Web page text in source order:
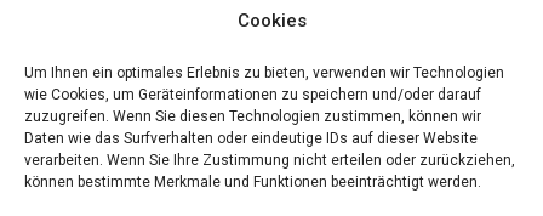
Cookies
Um Ihnen ein optimales Erlebnis zu bieten, verwenden wir Technologien
wie Cookies, um Geräteinformationen zu speichern und/oder darauf
zuzugreifen. Wenn Sie diesen Technologien zustimmen, können wir
Daten wie das Surfverhalten oder eindeutige IDs auf dieser Website
verarbeiten. Wenn Sie Ihre Zustimmung nicht erteilen oder zurückziehen,
können bestimmte Merkmale und Funktionen beeinträchtigt werden.